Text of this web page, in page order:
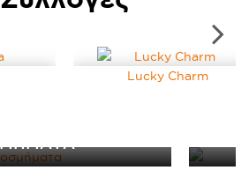
Lucky Charm